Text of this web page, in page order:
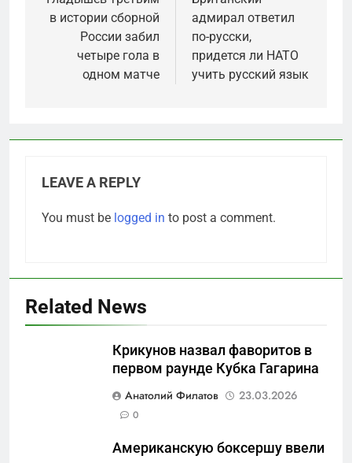
в истории сборной
России забил
четыре гола в
одном матче
адмирал ответил
по-русски,
придется ли НАТО
учить русский язык
LEAVE A REPLY
You must be logged in to post a comment.
Related News
Крикунов назвал фаворитов в
первом раунде Кубка Гагарина
Анатолий Филатов
23.03.2026
0
Американскую боксершу ввели
Отрезанные от помощи:
маркетплейсы «умывают
САНКТ-ПЕТЕРБУРГ И ОБЛАСТЬ